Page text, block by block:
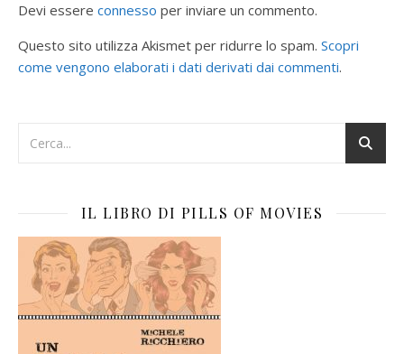
Devi essere connesso per inviare un commento.
Questo sito utilizza Akismet per ridurre lo spam. Scopri
come vengono elaborati i dati derivati dai commenti.
IL LIBRO DI PILLS OF MOVIES